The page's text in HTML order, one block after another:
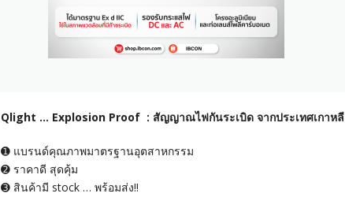
Qlight … Explosion Proof : สัญญาณไฟกันระเบิด จากประเทศเกาหลี
➊ แบรนด์คุณภาพมาตรฐานอุตสาหกรรม
➋ ราคาดี สุดคุ้ม
➌ สินค้ามี stock … พร้อมส่ง!!